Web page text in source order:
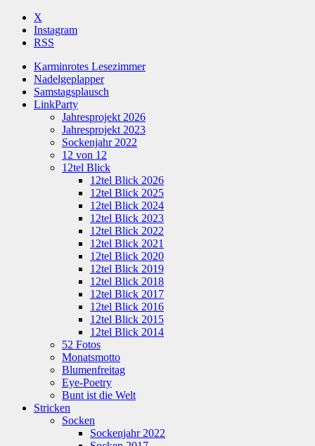
X
Instagram
RSS
Karminrotes Lesezimmer
Nadelgeplapper
Samstagsplausch
LinkParty
Jahresprojekt 2026
Jahresprojekt 2023
Sockenjahr 2022
12 von 12
12tel Blick
12tel Blick 2026
12tel Blick 2025
12tel Blick 2024
12tel Blick 2023
12tel Blick 2022
12tel Blick 2021
12tel Blick 2020
12tel Blick 2019
12tel Blick 2018
12tel Blick 2017
12tel Blick 2016
12tel Blick 2015
12tel Blick 2014
52 Fotos
Monatsmotto
Blumenfreitag
Eye-Poetry
Bunt ist die Welt
Stricken
Socken
Sockenjahr 2022